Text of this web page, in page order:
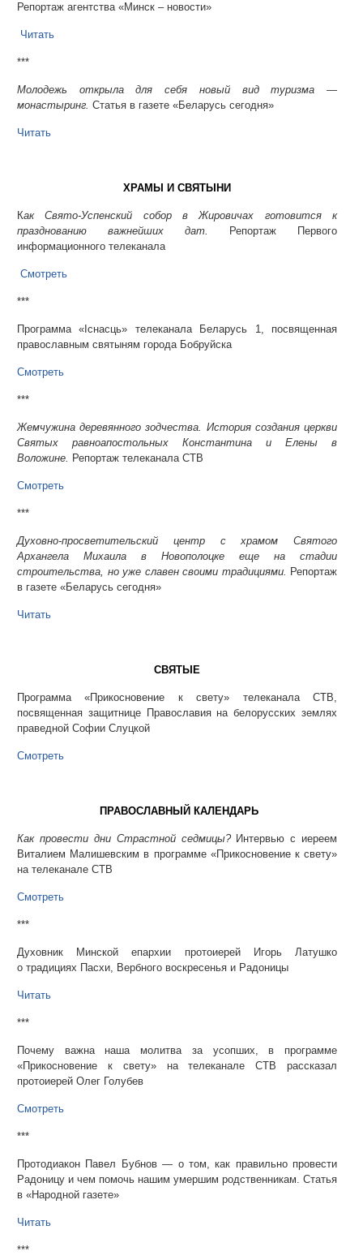
Репортаж агентства «Минск – новости»
Читать
***
Молодежь открыла для себя новый вид туризма —
монастыринг. Статья в газете «Беларусь сегодня»
Читать
ХРАМЫ И СВЯТЫНИ
Как Свято-Успенский собор в Жировичах готовится к
празднованию важнейших дат.
Репортаж Первого
информационного телеканала
Смотреть
***
Программа «Існасць» телеканала Беларусь 1, посвященная
православным святыням города Бобруйска
Смотреть
***
Жемчужина деревянного зодчества. История создания церкви
Святых равноапостольных Константина и Елены в
Воложине. Репортаж телеканала СТВ
Смотреть
***
Духовно‑просветительский центр с храмом Святого
Архангела Михаила в Новополоцке еще на стадии
строительства, но уже славен своими традициями. Репортаж
в газете «Беларусь сегодня»
Читать
СВЯТЫЕ
Программа «Прикосновение к свету» телеканала СТВ,
посвященная защитнице Православия на белорусских землях
праведной Софии Слуцкой
Смотреть
ПРАВОСЛАВНЫЙ КАЛЕНДАРЬ
Как провести дни Страстной седмицы?Интервью с иереем
Виталием Малишевским в программе «Прикосновение к свету»
на телеканале СТВ
Смотреть
***
Духовник Минской епархии протоиерей Игорь Латушко
о традициях Пасхи, Вербного воскресенья и Радоницы
Читать
***
Почему важна наша молитва за усопших, в программе
«Прикосновение к свету» на телеканале СТВ рассказал
протоиерей Олег Голубев
Смотреть
***
Протодиакон Павел Бубнов — о том, как правильно провести
Радоницу и чем помочь нашим умершим родственникам. Статья
в «Народной газете»
Читать
***